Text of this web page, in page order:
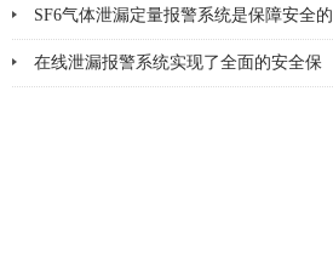
洁明了
SF6气体泄漏定量报警系统是保障安全的
技术
在线泄漏报警系统实现了全面的安全保